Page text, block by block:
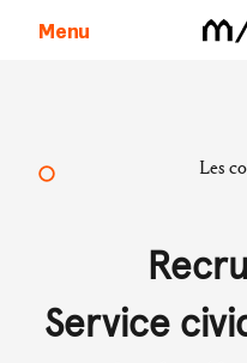
Menu
Les
Service